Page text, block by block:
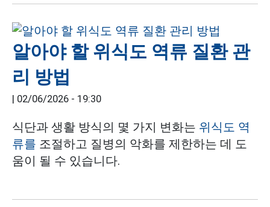
알아야 할 위식도 역류 질환 관
리 방법
| 02/06/2026 - 19:30
식단과 생활 방식의 몇 가지 변화는 위식도 역
류를 조절하고 질병의 악화를 제한하는 데 도
움이 될 수 있습니다.